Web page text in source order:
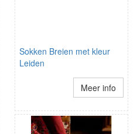
Sokken Breien met kleur
Leiden
Meer info